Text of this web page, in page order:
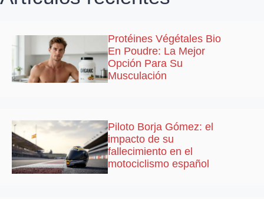
Protéines Végétales Bio
En Poudre: La Mejor
Opción Para Su
Musculación
Piloto Borja Gómez: el
impacto de su
fallecimiento en el
motociclismo español